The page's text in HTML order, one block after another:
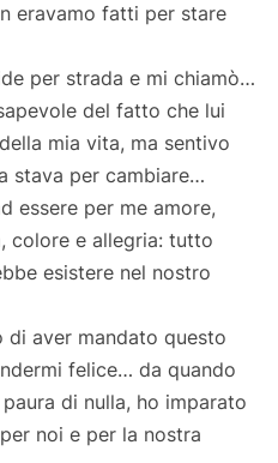
eravamo fatti per stare
per strada e mi chiamò…
del fatto che lui
mia vita, ma sentivo
stava per cambiare…
essere per me amore,
colore e allegria: tutto
esistere nel nostro
di aver mandato questo
felice… da quando
di nulla, ho imparato
noi e per la nostra